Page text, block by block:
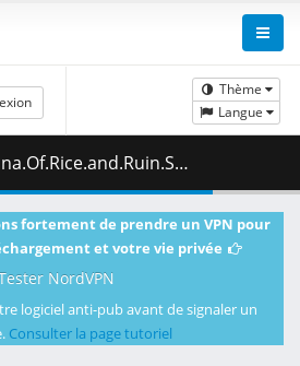
Thème
Langue
DL.AAC2.0.H.264-VARYG.mkv.001 ( 461.55 MB )
fortement de prendre un VPN pour
et votre vie privée
NordVPN
logiciel anti-pub avant de signaler un
Consulter la page tutoriel